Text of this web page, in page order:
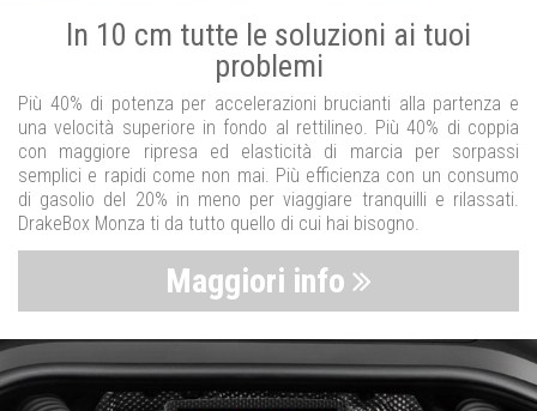
In 10 cm tutte le soluzioni ai tuoi
problemi
Più 40% di potenza per accelerazioni brucianti alla partenza e
una velocità superiore in fondo al rettilineo. Più 40% di coppia
con maggiore ripresa ed elasticità di marcia per sorpassi
semplici e rapidi come non mai. Più efficienza con un consumo
di gasolio del 20% in meno per viaggiare tranquilli e rilassati.
DrakeBox Monza ti da tutto quello di cui hai bisogno.
Maggiori info